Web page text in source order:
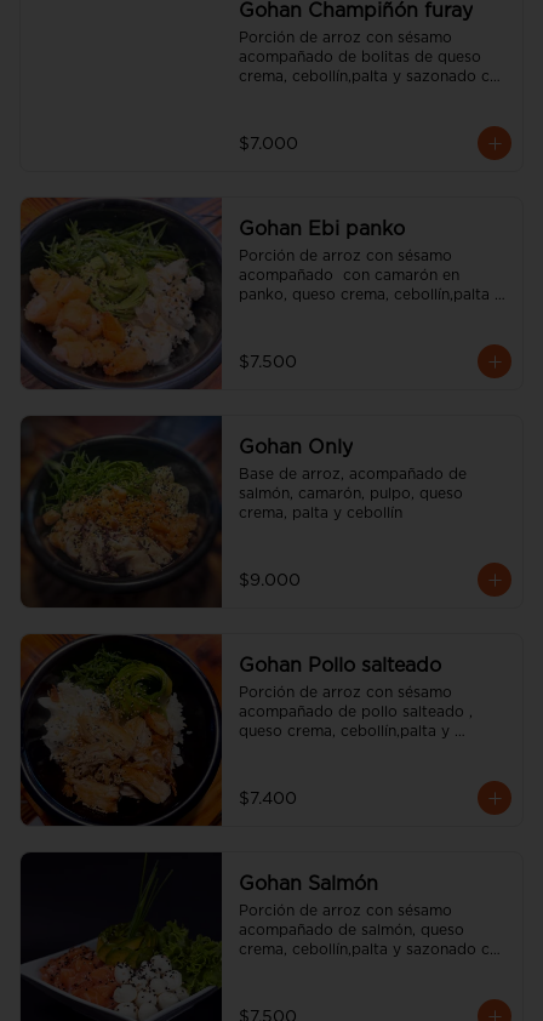
Gohan Champiñón furay
Porción de arroz con sésamo
acompañado de bolitas de queso
crema, cebollín,palta y sazonado con
$7.000
Gohan Ebi panko
Porción de arroz con sésamo
acompañado  con camarón en
panko, queso crema, cebollín,palta y
$7.500
Gohan Only
Base de arroz, acompañado de
salmón, camarón, pulpo, queso
crema, palta y cebollín
$9.000
Gohan Pollo salteado
Porción de arroz con sésamo
acompañado de pollo salteado ,
queso crema, cebollín,palta y
$7.400
Gohan Salmón
Porción de arroz con sésamo
acompañado de salmón, queso
crema, cebollín,palta y sazonado con
$7.500